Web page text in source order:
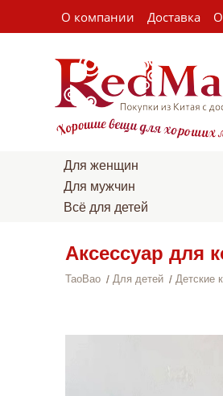
О компании Доставка
Для женщин
Для мужчин
Всё для детей
Аксессуар для
TaoBao Для детей Детские